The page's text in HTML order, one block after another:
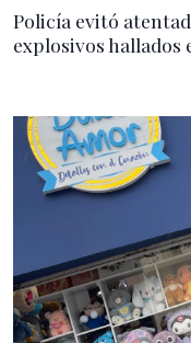
Policía evitó
explosivos hallados